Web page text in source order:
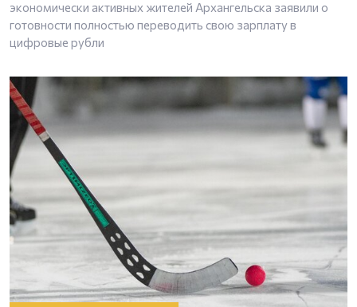
экономически активных жителей Архангельска заявили о
готовности полностью переводить свою зарплату в
цифровые рубли